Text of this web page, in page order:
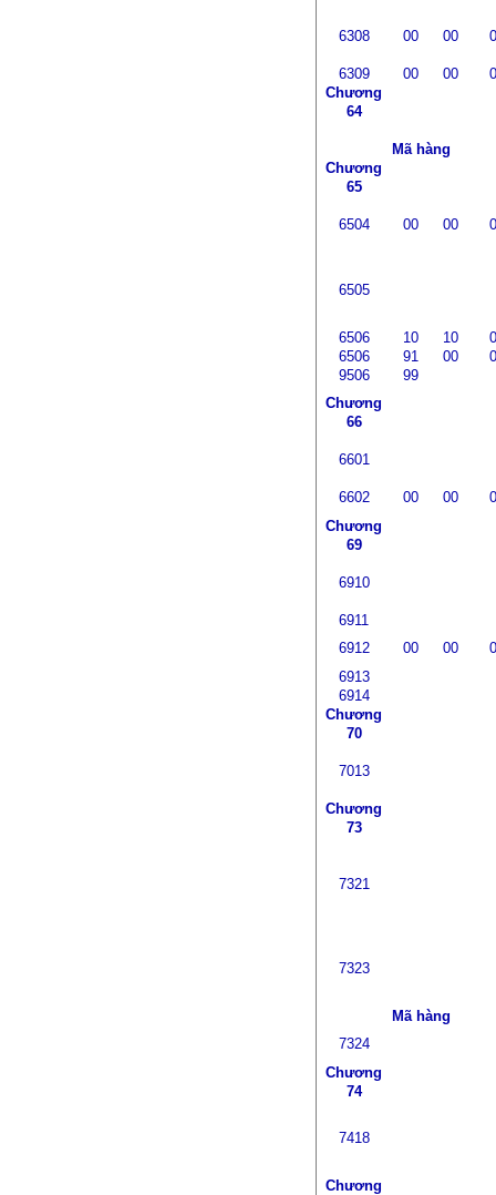
6308 00 00
6309 00 00
Chương
64
Mã hàng
Chương
65
6504 00 00
6505
6506 10 10
6506
91 00
9506
99
Chương
66
6601
6602 00 00
Chương
69
6910
6911
6912
00 00
6913
6914
Chương
70
7013
Chương
73
7321
7323
Mã hàng
7324
Chương
74
7418
Chương